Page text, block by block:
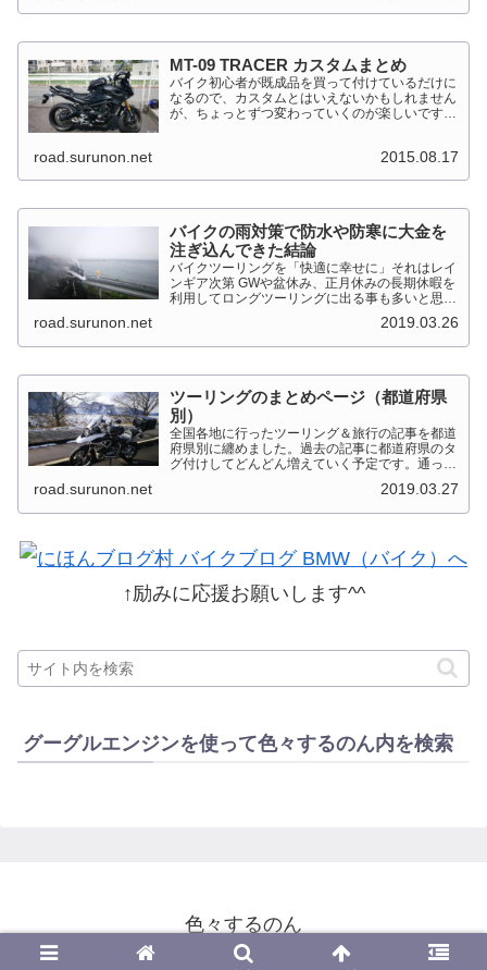
MT-09 TRACER カスタムまとめ
バイク初心者が既成品を買って付けているだけに
なるので、カスタムとはいえないかもしれません
が、ちょっとずつ変わっていくのが楽しいです。
road.surunon.net 2015.08.17
バイクの雨対策で防水や防寒に大金を
注ぎ込んできた結論
バイクツーリングを「快適に幸せに」それはレイ
ンギア次第 GWや盆休み、正月休みの長期休暇を
利用してロングツーリングに出る事も多いと思い
り雨ならまだしも1日２日ずっと降り続ける雨が
あります。「そんな...
road.surunon.net 2019.03.26
ツーリングのまとめページ（都道府県
別）
全国各地に行ったツーリング＆旅行の記事を都道
府県別に纏めました。過去の記事に都道府県のタ
グ付けしてどんどん増えていく予定です。通った
した。 分類ってなかなか難しいですね、能登半
島とか北陸とか、石川...
road.surunon.net 2019.03.27
↑励みに応援お願いします^^
グーグルエンジンを使って色々するのん内を検索
色々するのん
© 2014-2026 色々するのん.